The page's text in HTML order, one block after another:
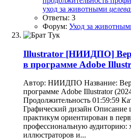
уход за животными
Ответы: 3
Форум: Уход за
Illustrator [НИИДПО]
в программе Adobe
Автор: НИИДПО Название:
программе Adobe Illustrator
Продолжительность 01:59:59
Графический дизайн Описание
практикум ориентирован в
профессиональную аудиторию:
иллюстраторов и...